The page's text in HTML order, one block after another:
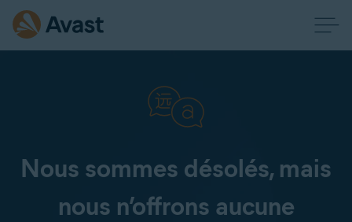
Nous sommes désolés, mais
nous n’offrons aucune